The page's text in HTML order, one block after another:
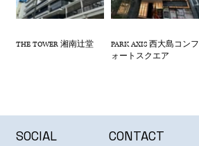
THE TOWER 湘南辻堂
PARK AXIS 西大島コンフ
ォートスクエア
SOCIAL CONTACT